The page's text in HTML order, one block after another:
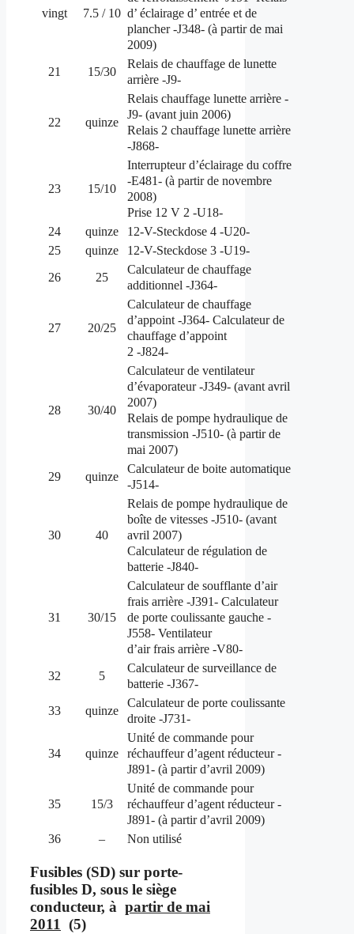
vingt 7.5 / 10 d’ éclairage d’ entrée et de
plancher -J348- (à partir de mai
2009)
21 15/30
Relais de chauffage de lunette
arrière -J9-
22 quinze
Relais chauffage lunette arrière -
J9- (avant juin 2006)
Relais 2 chauffage lunette arrière
-J868-
23 15/10
Interrupteur d’éclairage du coffre
-E481- (à partir de novembre
2008)
Prise 12 V 2 -U18-
24
quinze
12-V-Steckdose 4 -U20-
25
quinze
12-V-Steckdose 3 -U19-
26
25
Calculateur de chauffage
additionnel -J364-
27 20/25
Calculateur de chauffage
d’appoint -J364- Calculateur de
chauffage d’appoint
2 -J824-
28 30/40
Calculateur de ventilateur
d’évaporateur -J349- (avant avril
2007)
Relais de pompe hydraulique de
transmission -J510- (à partir de
mai 2007)
29 quinze
Calculateur de boite automatique
-J514-
30 40
Relais de pompe hydraulique de
boîte de vitesses -J510- (avant
avril 2007)
Calculateur de régulation de
batterie -J840-
31 30/15
Calculateur de soufflante d’air
frais arrière -J391- Calculateur
de porte coulissante gauche -
J558- Ventilateur
d’air frais arrière -V80-
32 5
Calculateur de surveillance de
batterie -J367-
33 quinze
Calculateur de porte coulissante
droite -J731-
34 quinze
Unité de commande pour
réchauffeur d’agent réducteur -
J891- (à partir d’avril 2009)
35 15/3
Unité de commande pour
réchauffeur d’agent réducteur -
J891- (à partir d’avril 2009)
36
– Non utilisé
Fusibles (SD) sur porte-
fusibles D, sous le siège
conducteur, à partir de mai
2011
(5)